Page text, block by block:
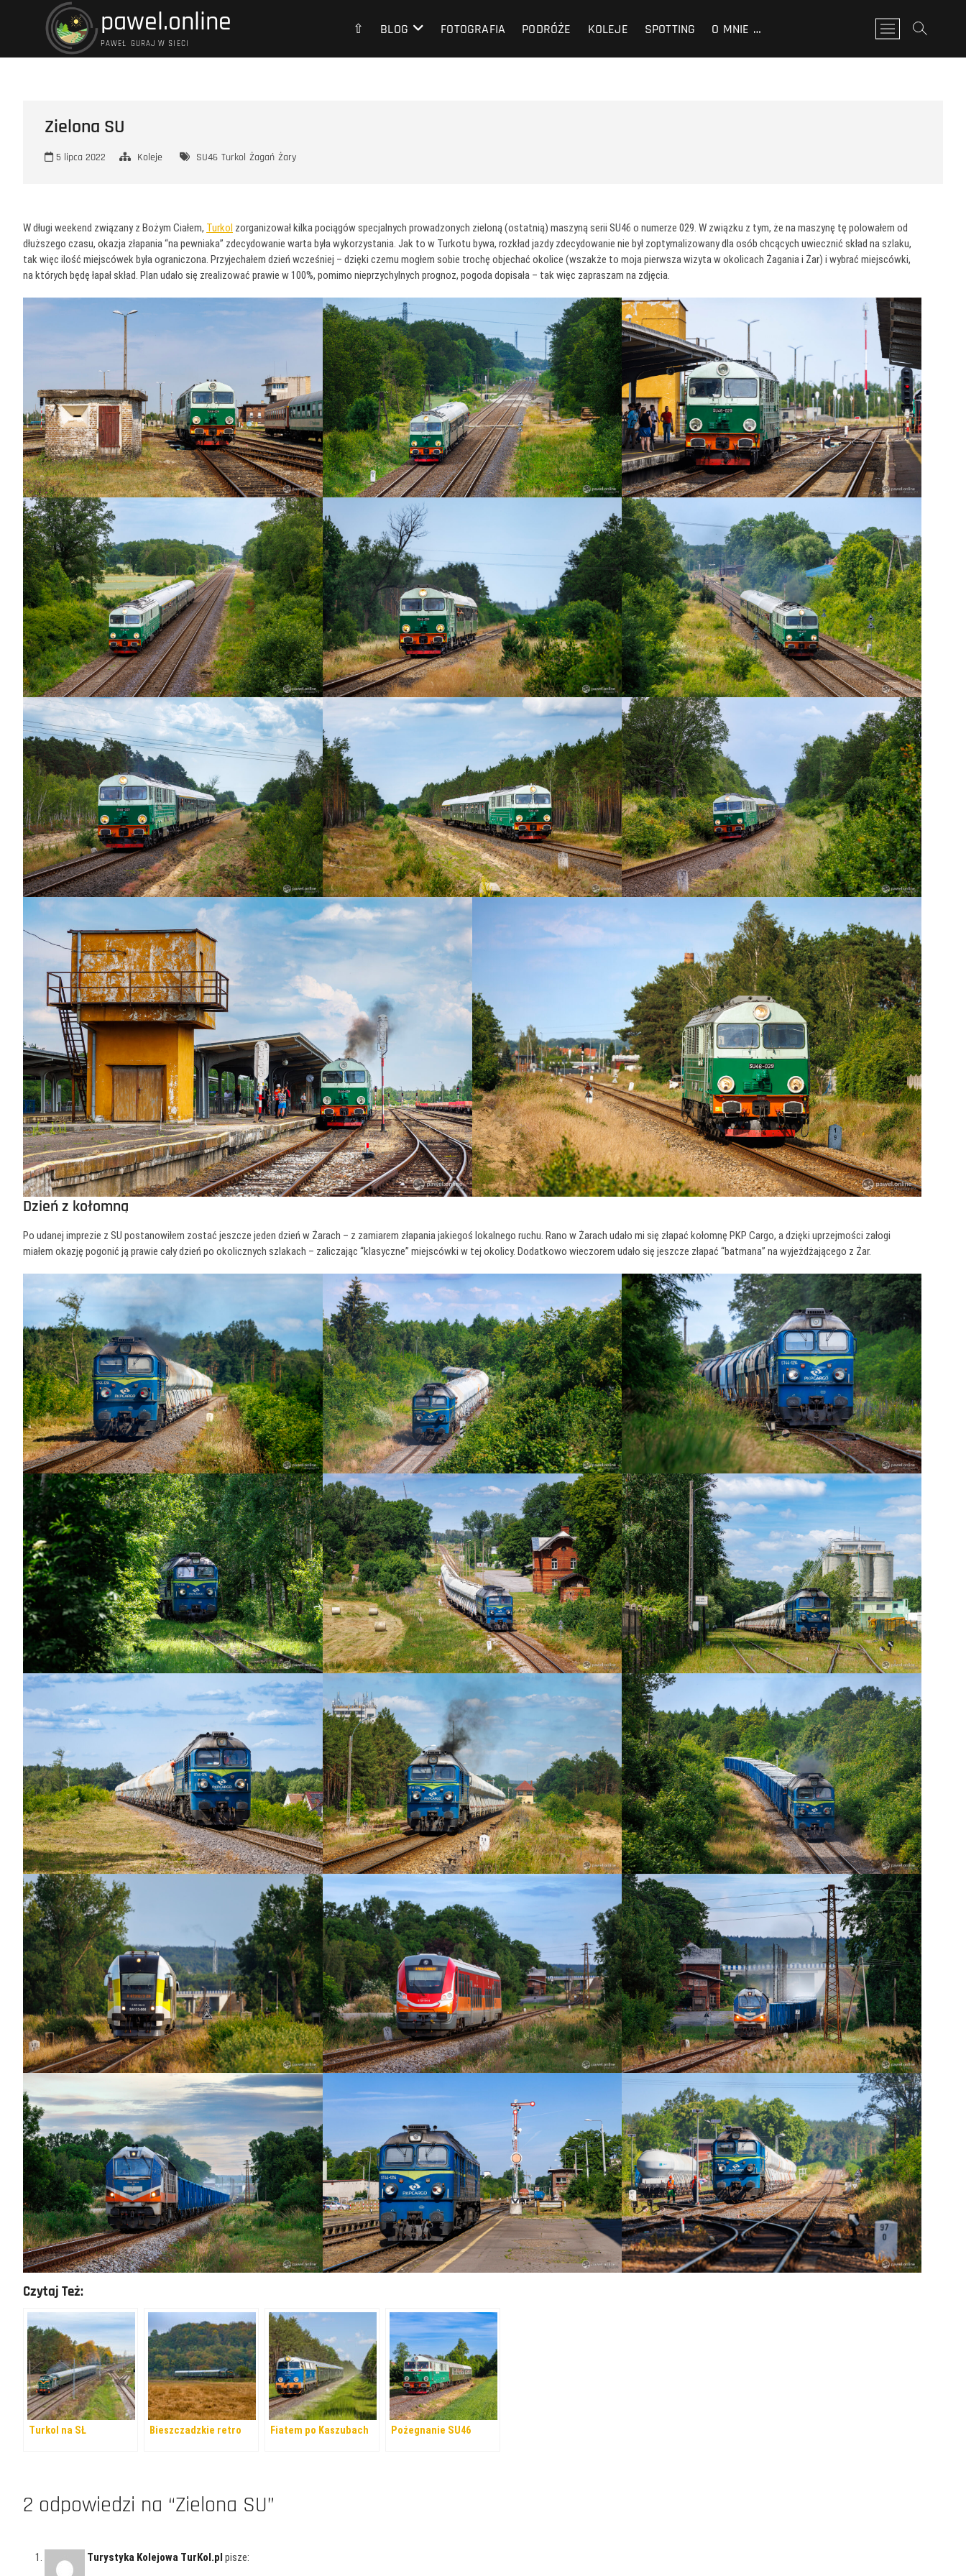
pawel.online
PAWEŁ GURAJ W SIECI
⇧ BLOG FOTOGRAFIA PODRÓŻE KOLEJE SPOTTING O MNIE …
P
r
z
Zielona SU
5 lipca 2022 Koleje SU46 Turkol Żagań Żary
W długi weekend związany z Bożym Ciałem, Turkol zorganizował kilka pociągów specjalnych prowadzonych zieloną (ostatnią) maszyną serii SU46 o numerze 029. W związku z tym, że na maszynę tę polowałem od
dłuższego czasu, okazja złapania “na pewniaka” zdecydowanie warta była wykorzystania. Jak to w Turkotu bywa, rozkład jazdy zdecydowanie nie był zoptymalizowany dla osób chcących uwiecznić skład na szlaku,
tak więc ilość miejscówek była ograniczona. Przyjechałem dzień wcześniej – dzięki czemu mogłem sobie trochę objechać okolice (wszakże to moja pierwsza wizyta w okolicach Żagania i Żar) i wybrać miejscówki,
na których będę łapał skład. Plan udało się zrealizować prawie w 100%, pomimo nieprzychylnych prognoz, pogoda dopisała – tak więc zapraszam na zdjęcia.
Dzień z kołomną
Po udanej imprezie z SU postanowiłem zostać jeszcze jeden dzień w Żarach – z zamiarem złapania jakiegoś lokalnego ruchu. Rano w Żarach udało mi się złapać kołomnę PKP Cargo, a dzięki uprzejmości załogi
miałem okazję pogonić ją prawie cały dzień po okolicznych szlakach – zaliczając “klasyczne” miejscówki w tej okolicy. Dodatkowo wieczorem udało się jeszcze złapać “batmana” na wyjeżdżającego z Żar.
Czytaj Też:
Turkol na SŁ Bieszczadzkie retro Fiatem po Kaszubach Pożegnanie SU46
2 odpowiedzi na “Zielona SU”
Turystyka Kolejowa TurKol.pl pisze: